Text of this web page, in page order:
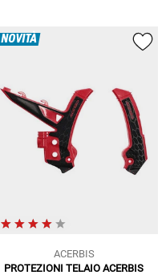
NOVITÀ
ACERBIS
PROTEZIONI TELAIO ACERBIS